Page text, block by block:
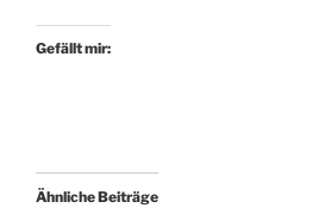
Gefällt mir:
Ähnliche Beiträge